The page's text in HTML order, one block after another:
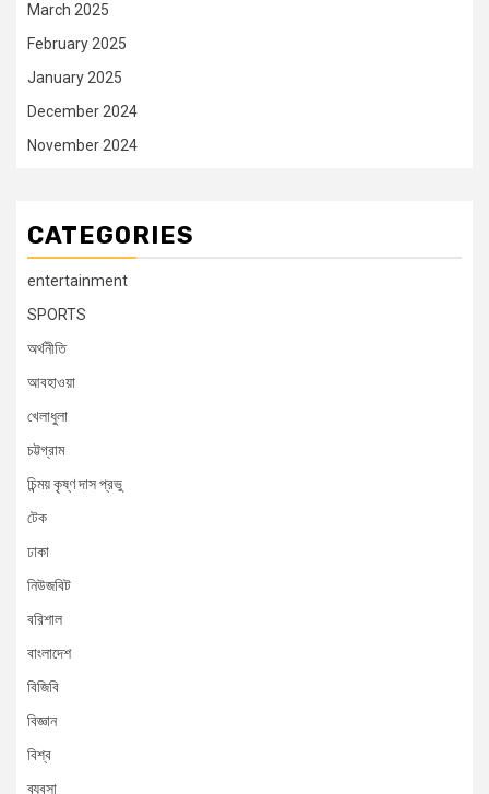
March 2025
February 2025
January 2025
December 2024
November 2024
CATEGORIES
entertainment
SPORTS
অর্থনীতি
আবহাওয়া
খেলাধুলা
চট্টগ্রাম
চিন্ময় কৃষ্ণ দাস প্রভু
টেক
ঢাকা
নিউজবিট
বরিশাল
বাংলাদেশ
বিজিবি
বিজ্ঞান
বিশ্ব
ব্যবসা